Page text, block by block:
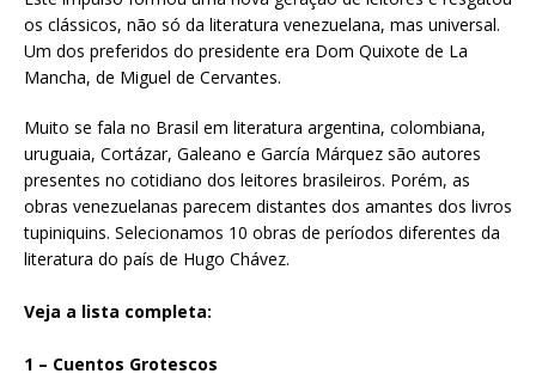
os clássicos, não só da literatura venezuelana, mas universal.
Um dos preferidos do presidente era Dom Quixote de La
Mancha, de Miguel de Cervantes.
Muito se fala no Brasil em literatura argentina, colombiana,
uruguaia, Cortázar, Galeano e García Márquez são autores
presentes no cotidiano dos leitores brasileiros. Porém, as
obras venezuelanas parecem distantes dos amantes dos livros
tupiniquins. Selecionamos 10 obras de períodos diferentes da
literatura do país de Hugo Chávez.
Veja a lista completa:
1 – Cuentos Grotescos